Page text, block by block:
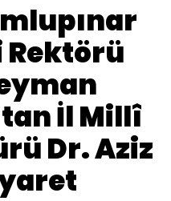
İl Millî
Dr. Aziz